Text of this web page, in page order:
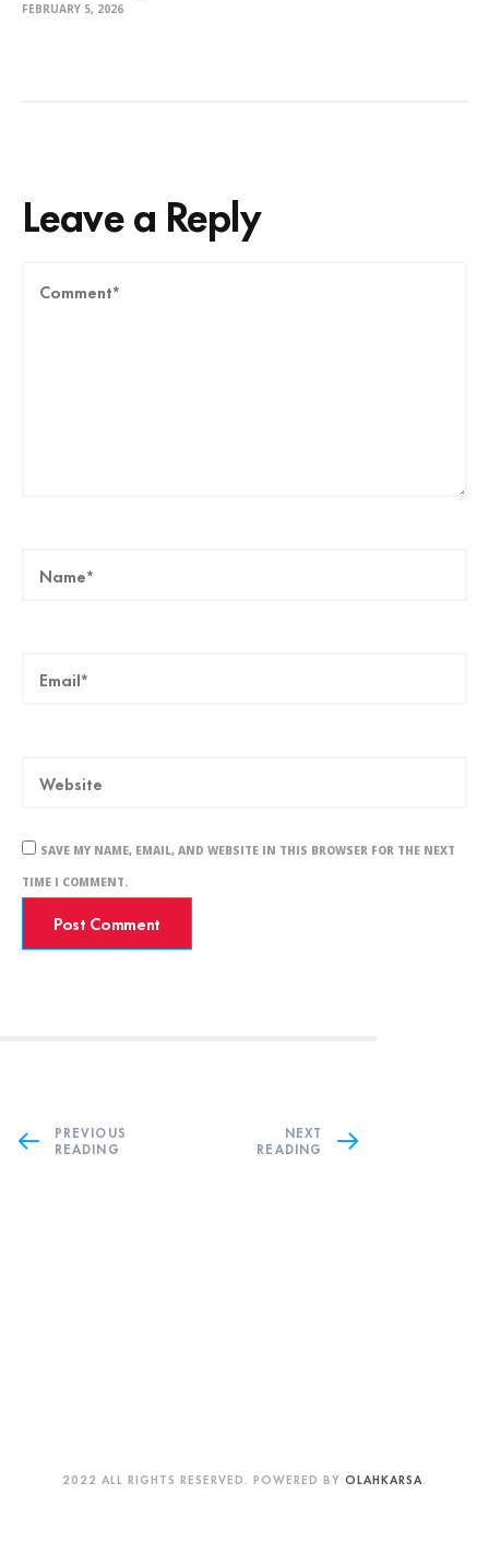
FEBRUARY 5, 2026
Leave a Reply
SAVE MY NAME, EMAIL, AND WEBSITE IN THIS BROWSER FOR THE NEXT
TIME I COMMENT.
PREVIOUS
READING
NEXT
READING
2022 ALL RIGHTS RESERVED. POWERED BY OLAHKARSA